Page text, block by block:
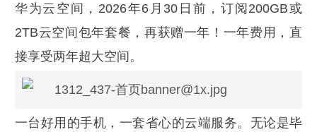
华为云空间，2026年6月30日前，订阅200GB或
2TB云空间包年套餐，再获赠一年！一年费用，直
接享受两年超大空间。
一台好用的手机，一套省心的云端服务。无论是毕